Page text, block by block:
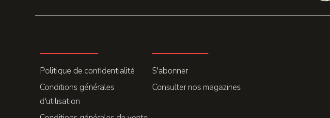
Politique de confidentialité
Conditions générales
d'utilisation
S'abonner
Consulter nos magazines